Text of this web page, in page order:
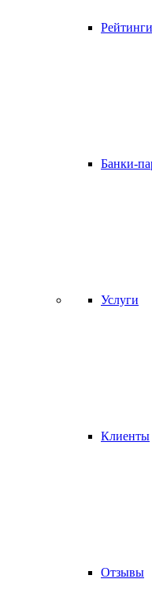
Банки-
Услуги
Клиенты
Отзывы